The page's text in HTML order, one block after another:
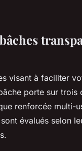
visant à faciliter
porte sur trois
renforcée multi-
évalués selon